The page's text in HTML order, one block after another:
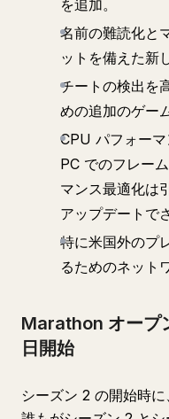
を追加。
名前の難読化と
ットを備えた新
チートの検出を
めの追加のゲー
CPU パフォーマ
PC でのフレー
マンス最適化は
アップデートで
特に米国外のプ
るためのネット
Marathon オープ
日開始
シーズン 2 の開始時